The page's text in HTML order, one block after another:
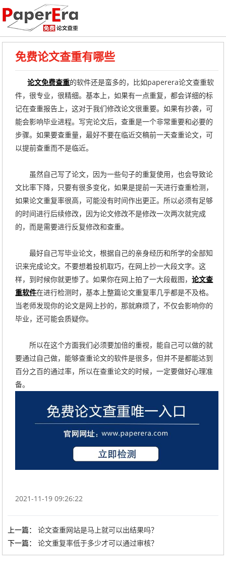
免费论文查重有哪些
论文免费查重的软件还是蛮多的，比如paperera论文查重软
件，很专业，很精细。基本上，如果有一点重复，都会详细的标
记在查重报告上，这对于我们修改论文很重要。如果有抄袭，可
能会影响毕业进程。写完论文后，查重是一个非常重要和必要的
步骤。如果要查重量，最好不要在临近交稿前一天查重论文，可
以提前查重而不是临近。
虽然自己写了论文，因为一些句子的重复使用，也会导致论
文比率下降，只要有很多变化，如果是提前一天进行查重检测，
如果论文重复率很高，可能没有时间作出更正。所以必须有足够
的时间进行后续修改，因为论文修改不是修改一次两次就完成
的，而是需要进行反复修改和查重。
最好自己写毕业论文，根据自己的亲身经历和所学的全部知
识来完成论文。不要想着投机取巧，在网上抄一大段文字。这
样，到时候你就更惨了。如果你在网上拍了一大段截图，论文查
重软件在进行检测时，基本上整篇论文重复率几乎都是不及格。
当老师发现你的论文是网上抄的，那就麻烦了，不仅会影响你的
毕业，还可能会质疑你。
所以在这个方面我们必须要加倍的重视，能自己可以做的就
要通过自己做，能够查重论文的软件是很多，但并不是都能达到
百分之百的通过率，所以在查重论文的时候，一定要做好心理准
备。
2021-11-19 09:26:22
上一篇：论文查重网站是马上就可以出结果吗？
下一篇：论文重复率低于多少才可以通过审核？